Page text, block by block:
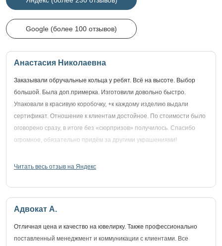
Google (более 100 отзывов)
Анастасия Николаевна
Заказывали обручальные кольца у ребят. Всё на высоте. Выбор
большой. Была доп.примерка. Изготовили довольно быстро.
Упаковали в красивую коробочку, +к каждому изделию выдали
сертификат. Отношение к клиентам достойное. По стоимости было
оговорено сразу, в итоге без «сюрпризов» получилось. Спасибо
огромное, обязательно придём за другими украшениями!
Читать весь отзыв на Яндекс
Адвокат А.
Отличная цена и качество на ювелирку. Также профессионально
поставленный менеджмент и коммуникации с клиентами. Все